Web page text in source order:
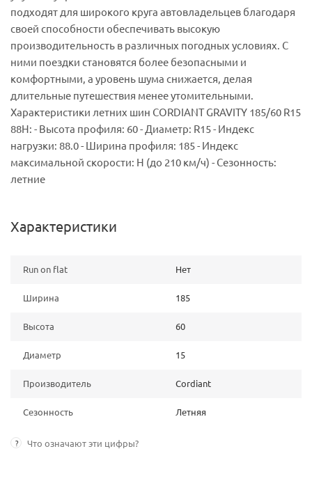
подходят для широкого круга автовладельцев благодаря
своей способности обеспечивать высокую
производительность в различных погодных условиях. С
ними поездки становятся более безопасными и
комфортными, а уровень шума снижается, делая
длительные путешествия менее утомительными.
Характеристики летних шин CORDIANT GRAVITY 185/60 R15
88H: - Высота профиля: 60 - Диаметр: R15 - Индекс
нагрузки: 88.0 - Ширина профиля: 185 - Индекс
максимальной скорости: H (до 210 км/ч) - Сезонность:
летние
Характеристики
Run on flat Нет
Ширина 185
Высота 60
Диаметр 15
Производитель Cordiant
Сезонность Летняя
? Что означают эти цифры?